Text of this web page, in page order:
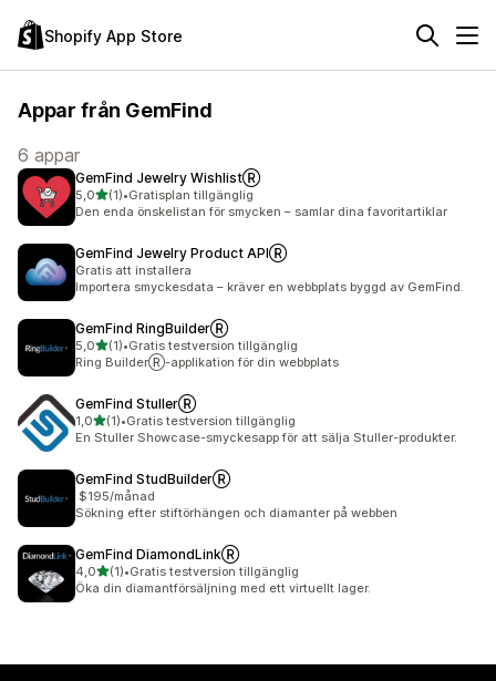
Shopify App Store
Appar från GemFind
6 appar
GemFind Jewelry WishlistⓇ
5,0av 5 stjärnor
(1)
1 recensioner totalt
•Gratisplan tillgänglig
Den enda önskelistan för smycken – samlar dina favoritartiklar
GemFind Jewelry Product APIⓇ
Gratis att installera
Importera smyckesdata – kräver en webbplats byggd av GemFind.
GemFind RingBuilderⓇ
5,0av 5 stjärnor
(1)
1 recensioner totalt
•Gratis testversion tillgänglig
Ring BuilderⓇ-applikation för din webbplats
GemFind StullerⓇ
1,0av 5 stjärnor
(1)
1 recensioner totalt
•Gratis testversion tillgänglig
En Stuller Showcase-smyckesapp för att sälja Stuller-produkter.
GemFind StudBuilderⓇ
$195/månad
Sökning efter stiftörhängen och diamanter på webben
GemFind DiamondLinkⓇ
4,0av 5 stjärnor
(1)
1 recensioner totalt
•Gratis testversion tillgänglig
Öka din diamantförsäljning med ett virtuellt lager.